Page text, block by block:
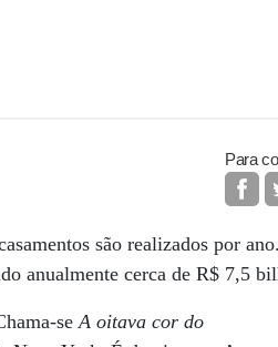
Para
são realizados por
anualmente cerca de R$ 7,5
seA oitava cor do